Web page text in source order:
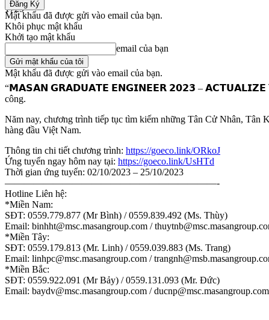
Mật khẩu đã được gửi vào email của bạn.
Khôi phục mật khẩu
Khởi tạo mật khẩu
email của bạn
Mật khẩu đã được gửi vào email của bạn.
1729
Share
“𝗠𝗔𝗦𝗔𝗡 𝗚𝗥𝗔𝗗𝗨𝗔𝗧𝗘 𝗘𝗡𝗚𝗜𝗡𝗘𝗘𝗥 𝟮𝟬𝟮𝟯 – 𝗔𝗖𝗧𝗨𝗔𝗟𝗜𝗭𝗘 𝗬𝗢𝗨𝗥
công.
Năm nay, chương trình tiếp tục tìm kiếm những Tân Cử Nhân, Tân
hàng đầu Việt Nam.
Thông tin chi tiết chương trình: https://goeco.link/ORkoJ
Ứng tuyển ngay hôm nay tại: https://goeco.link/UsHTd
Thời gian ứng tuyển: 02/10/2023 – 25/10/2023
——————————————————————-
Hotline Liên hệ:
*Miền Nam:
SĐT: 0559.779.877 (Mr Bình) / 0559.839.492 (Ms. Thùy)
Email: binhht@msc.masangroup.com /
*Miền Tây:
SĐT: 0559.179.813 (Mr. Linh) / 0559.039.883 (Ms. Trang)
Email: linhpc@msc.masangroup.com /
*Miền Bắc:
SĐT: 0559.922.091 (Mr Bảy) / 0559.131.093 (Mr. Đức)
Email: baydv@msc.masangroup.com / ducnp@msc.masangroup.com